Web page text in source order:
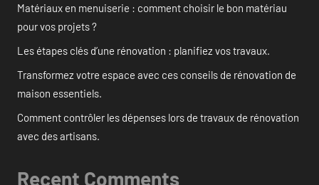
Matériaux en menuiserie : comment choisir le bon matériau
pour vos projets ?
Les étapes clés d’une rénovation : planifiez vos travaux.
Transformez votre espace avec ces conseils de rénovation de
maison essentiels.
Comment contrôler les dépenses lors de travaux de rénovation
avec des artisans.
Recent Comments